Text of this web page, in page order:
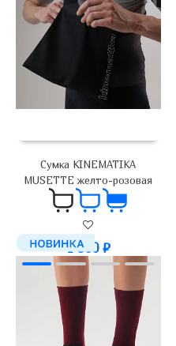
Сумка KINEMATIKA
MUSETTE желто-розовая
1 900 ₽